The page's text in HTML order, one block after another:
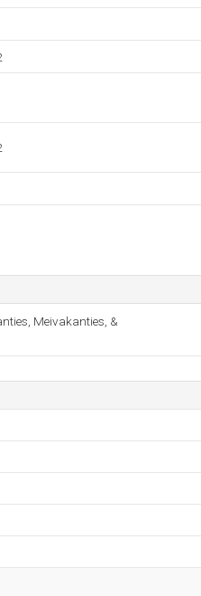
Meivakanties, &